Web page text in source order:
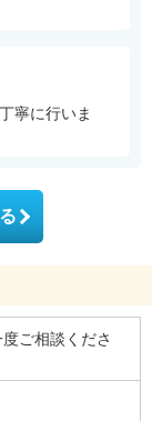
寧に行いま
ご相談くださ